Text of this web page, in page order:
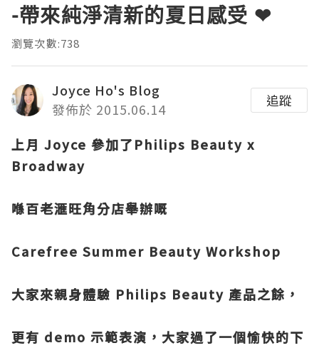
-帶來純淨清新的夏日感受 ❤
瀏覽次數:738
Joyce Ho's Blog
發佈於 2015.06.14
追蹤
上月 Joyce 參加了Philips Beauty x
Broadway
喺百老滙旺角分店舉辦嘅
Carefree Summer Beauty Workshop
大家來親身體驗 Philips Beauty 產品之餘，
更有 demo 示範表演，大家過了一個愉快的下